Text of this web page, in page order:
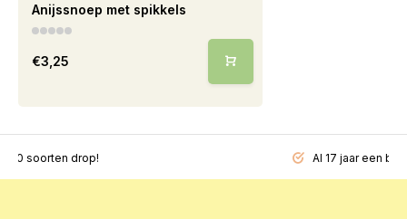
Anijssnoep met spikkels
€3,25
soorten drop! Al 17 jaar een